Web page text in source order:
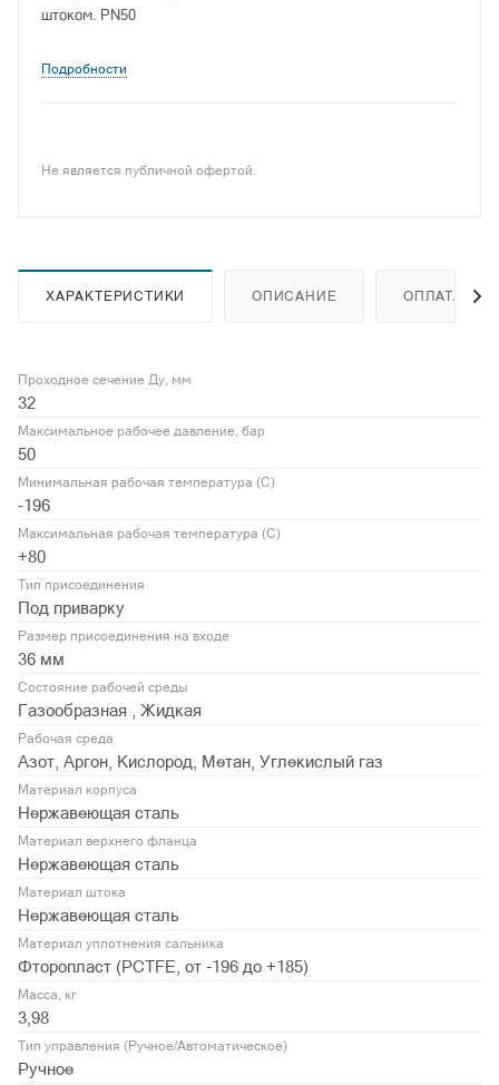
штоком. PN50
Подробности
Не является публичной офертой.
ХАРАКТЕРИСТИКИ ОПИСАНИЕ ОПЛАТА
Проходное сечение Ду, мм
32
Максимальное рабочее давление, бар
50
Минимальная рабочая температура (С)
-196
Максимальная рабочая температура (С)
+80
Тип присоединения
Под приварку
Размер присоединения на входе
36 мм
Состояние рабочей среды
Газообразная , Жидкая
Рабочая среда
Азот, Аргон, Кислород, Метан, Углекислый газ
Материал корпуса
Нержавеющая сталь
Материал верхнего фланца
Нержавеющая сталь
Материал штока
Нержавеющая сталь
Материал уплотнения сальника
Фторопласт (PСTFE, от -196 до +185)
Масса, кг
3,98
Тип управления (Ручное/Автоматическое)
Ручное